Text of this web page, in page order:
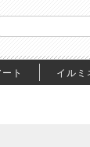
ト イルミ